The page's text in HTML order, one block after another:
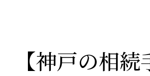
【神戸の相続